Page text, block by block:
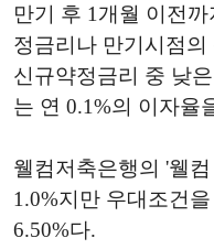
만기 후 1개월 이전
정금리나 만기시점
신규약정금리 중 낮
는 연 0.1%의 이자율
웰컴저축은행의 '웰
1.0%지만 우대조건
6.50%다.